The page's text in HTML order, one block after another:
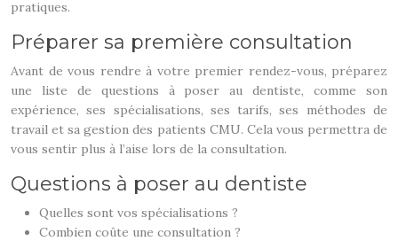
pratiques.
Préparer sa première consultation
Avant de vous rendre à votre premier rendez-vous, préparez
une liste de questions à poser au dentiste, comme son
expérience, ses spécialisations, ses tarifs, ses méthodes de
travail et sa gestion des patients CMU. Cela vous permettra de
vous sentir plus à l’aise lors de la consultation.
Questions à poser au dentiste
Quelles sont vos spécialisations ?
Combien coûte une consultation ?